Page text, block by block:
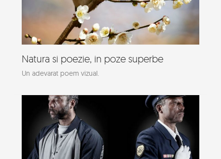
Natura si poezie, in poze superbe
Un adevarat poem vizual.